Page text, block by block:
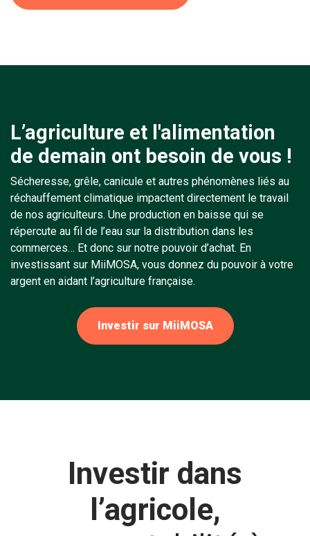
L’agriculture et l'alimentation
de demain ont besoin de vous !
Sécheresse, grêle, canicule et autres phénomènes liés au
réchauffement climatique impactent directement le travail
de nos agriculteurs. Une production en baisse qui se
répercute au fil de l’eau sur la distribution dans les
commerces… Et donc sur notre pouvoir d’achat. En
investissant sur MiiMOSA, vous donnez du pouvoir à votre
argent en aidant l’agriculture française.
Investir sur MiiMOSA
Investir dans
l’agricole,